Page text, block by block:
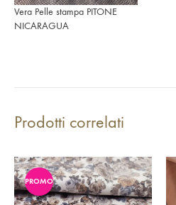
Vera Pelle stampa PITONE
NICARAGUA
Prodotti correlati
PROMO